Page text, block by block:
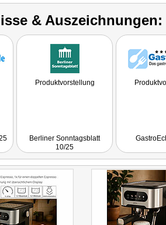
& Auszeichnungen:
Produktvorstellung
Berliner Sonntagsblatt
10/25